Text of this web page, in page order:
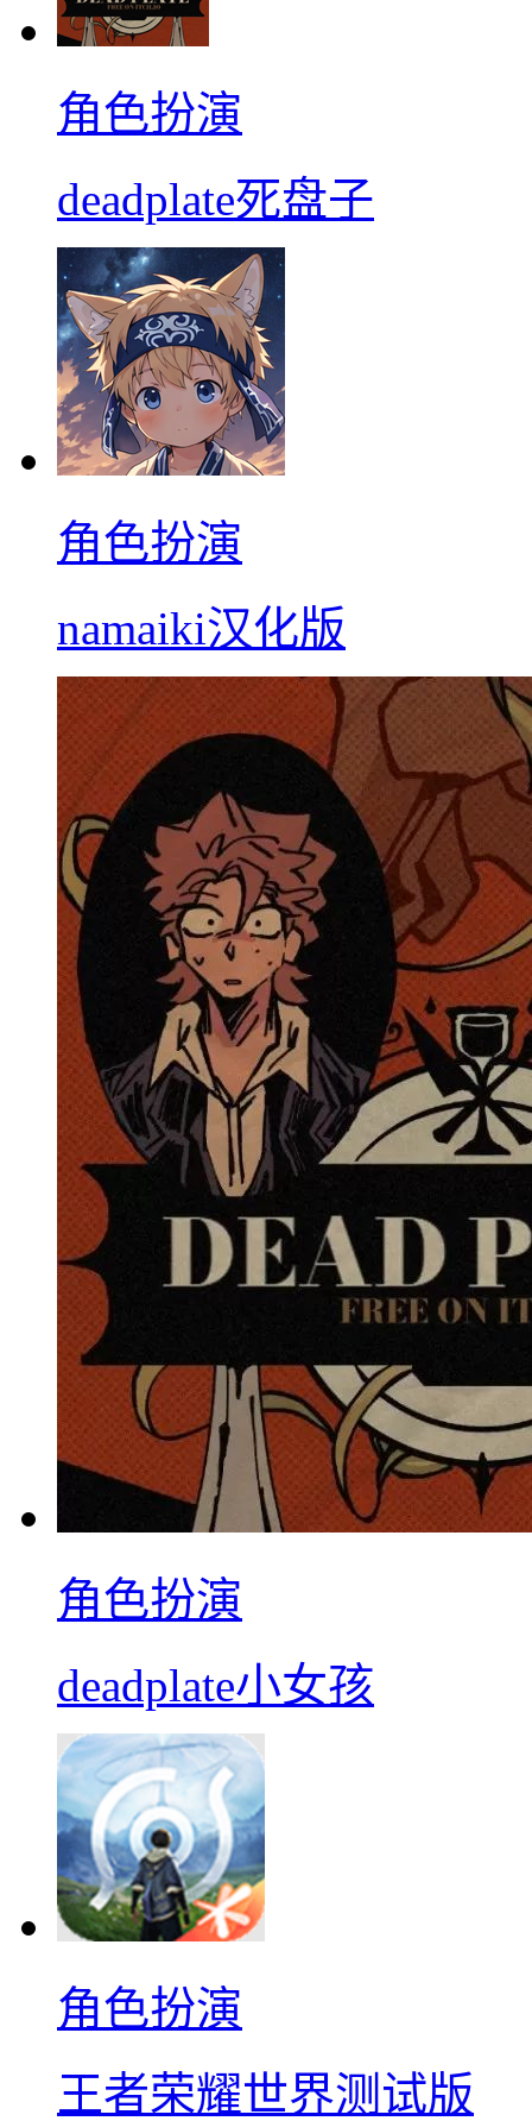
角色扮演
deadplate死盘子
角色扮演
namaiki汉化版
角色扮演
deadplate小女孩
角色扮演
王者荣耀世界测试版